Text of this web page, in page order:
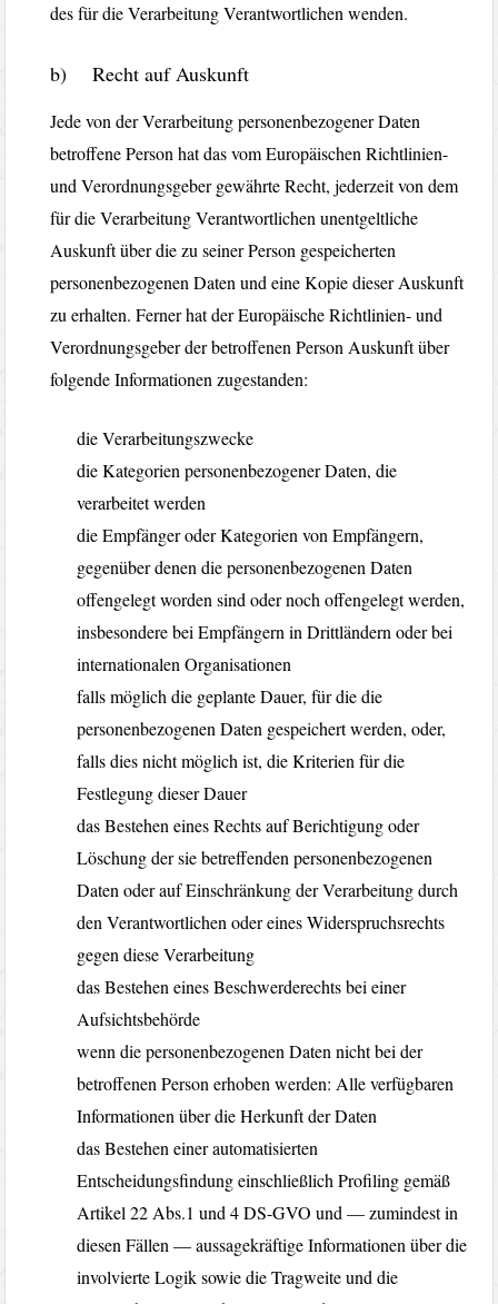
des für die Verarbeitung Verantwortlichen wenden.
b) Recht auf Auskunft
Jede von der Verarbeitung personenbezogener Daten
betroffene Person hat das vom Europäischen Richtlinien-
und Verordnungsgeber gewährte Recht, jederzeit von dem
für die Verarbeitung Verantwortlichen unentgeltliche
Auskunft über die zu seiner Person gespeicherten
personenbezogenen Daten und eine Kopie dieser Auskunft
zu erhalten. Ferner hat der Europäische Richtlinien- und
Verordnungsgeber der betroffenen Person Auskunft über
folgende Informationen zugestanden:
die Verarbeitungszwecke
die Kategorien personenbezogener Daten, die
verarbeitet werden
die Empfänger oder Kategorien von Empfängern,
gegenüber denen die personenbezogenen Daten
offengelegt worden sind oder noch offengelegt werden,
insbesondere bei Empfängern in Drittländern oder bei
internationalen Organisationen
falls möglich die geplante Dauer, für die die
personenbezogenen Daten gespeichert werden, oder,
falls dies nicht möglich ist, die Kriterien für die
Festlegung dieser Dauer
das Bestehen eines Rechts auf Berichtigung oder
Löschung der sie betreffenden personenbezogenen
Daten oder auf Einschränkung der Verarbeitung durch
den Verantwortlichen oder eines Widerspruchsrechts
gegen diese Verarbeitung
das Bestehen eines Beschwerderechts bei einer
Aufsichtsbehörde
wenn die personenbezogenen Daten nicht bei der
betroffenen Person erhoben werden: Alle verfügbaren
Informationen über die Herkunft der Daten
das Bestehen einer automatisierten
Entscheidungsfindung einschließlich Profiling gemäß
Artikel 22 Abs.1 und 4 DS-GVO und — zumindest in
diesen Fällen — aussagekräftige Informationen über die
involvierte Logik sowie die Tragweite und die